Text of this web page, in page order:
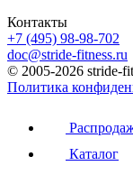
Контакты
+7 (495) 98-98-702
doc@stride-fitness.ru
© 2005-2026 stride-
Политика
Каталог